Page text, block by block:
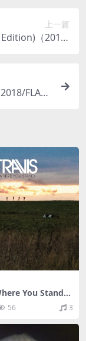
上一篇
（2015/
FLAC/
You Stand
分轨/245M）
56 3